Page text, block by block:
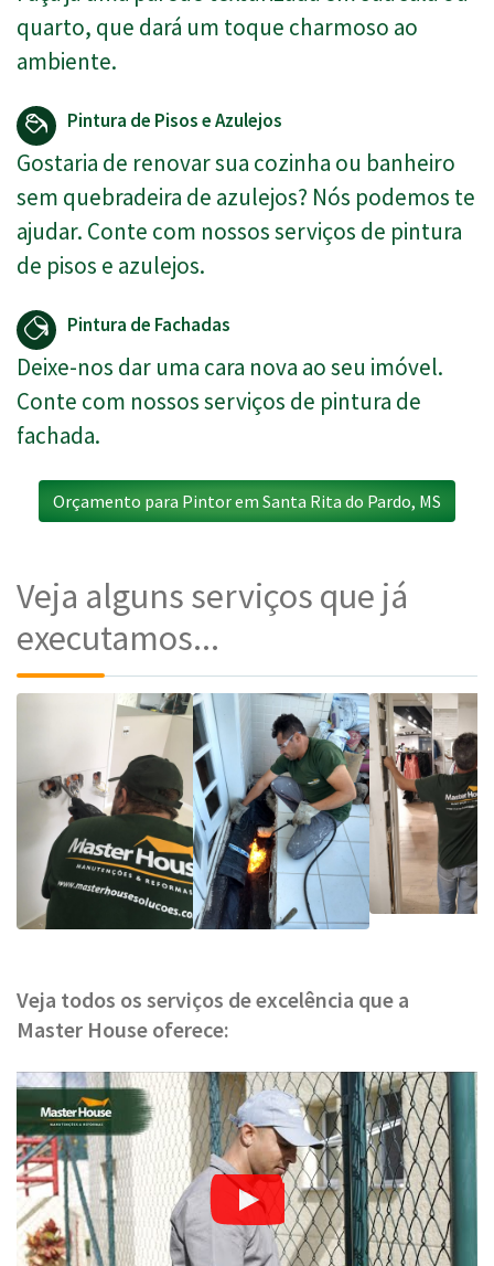
quarto, que dará um toque charmoso ao
ambiente.
Pintura de Pisos e Azulejos
Gostaria de renovar sua cozinha ou banheiro
sem quebradeira de azulejos? Nós podemos te
ajudar. Conte com nossos serviços de pintura
de pisos e azulejos.
Pintura de Fachadas
Deixe-nos dar uma cara nova ao seu imóvel.
Conte com nossos serviços de pintura de
fachada.
Orçamento para Pintor em Santa Rita do Pardo, MS
Veja alguns serviços que já
executamos...
Veja todos os serviços de excelência que a
Master House oferece: